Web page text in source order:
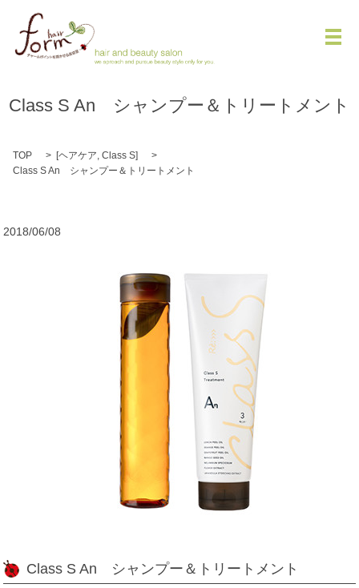
メ
Class S An シャンプー＆トリートメント
TOP [ヘアケア,Class S]
Class S An シャンプー＆トリートメント
2018/06/08
Class S An シャンプー＆トリートメント